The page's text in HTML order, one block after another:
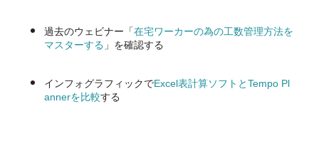
過去のウェビナー「在宅ワーカーの為の工数管理方法を
マスターする 」を確認する
インフォグラフィックでExcel表計算ソフトとTempo Pl
annerを比較する